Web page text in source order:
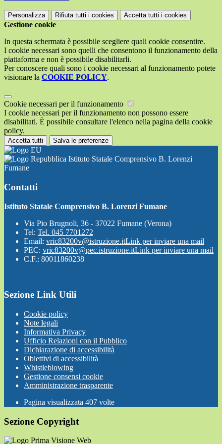
Personalizza Rifiuta tutti i cookies Accetta tutti i cookies
Gestione cookie
In questa schermata è possibile scegliere quali cookie consentire.
I cookie necessari sono quelli che consentono il funzionamento della
piattaforma e non è possibile disabilitarli.
Per conoscere quali sono i cookie necessari al funzionamento potete
visionare la COOKIE POLICY.
Cookie necessari per il funzionamento
I cookie necessari per il funzionamento non possono essere
disabilitati. È possibile consultare l'elenco nella pagina della cookie
policy.
Accetta tutti Salva le preferenze
Istituto Statale Comprensivo B. Lorenzi
Fumane
Contatti
Istituto Statale Comprensivo B. Lorenzi Fumane
Via Pio Brugnoli, 36 - 37022 Fumane (Verona)
Tel: Tel. 045 7701272
Email: vric83200v@istruzione.itLink per inviare una mail
PEC: vric83200v@pec.istruzione.itLink per inviare una mail
C.F.: 80011860238
Sezione Link Utili
Cookie policy
Note legali
Informativa Privacy
Ufficio Relazioni con il Pubblico
Dichiarazione di accessibilità
Obiettivi di accessibilità
Whistleblowing
Gestione consensi cookie
Amministrazione trasparente
Pagina visualizzata 407 volte
Sezione Copyright